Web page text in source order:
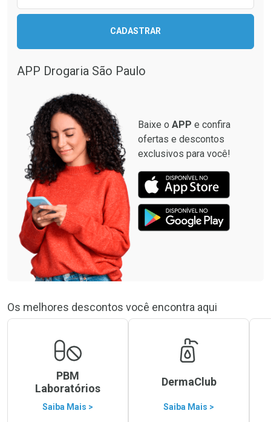
CADASTRAR
APP Drogaria São Paulo
Baixe o APP e confira
ofertas e descontos
exclusivos para você!
Os melhores descontos você encontra aqui
PBM
Laboratórios
Saiba Mais >
DermaClub
Saiba Mais >